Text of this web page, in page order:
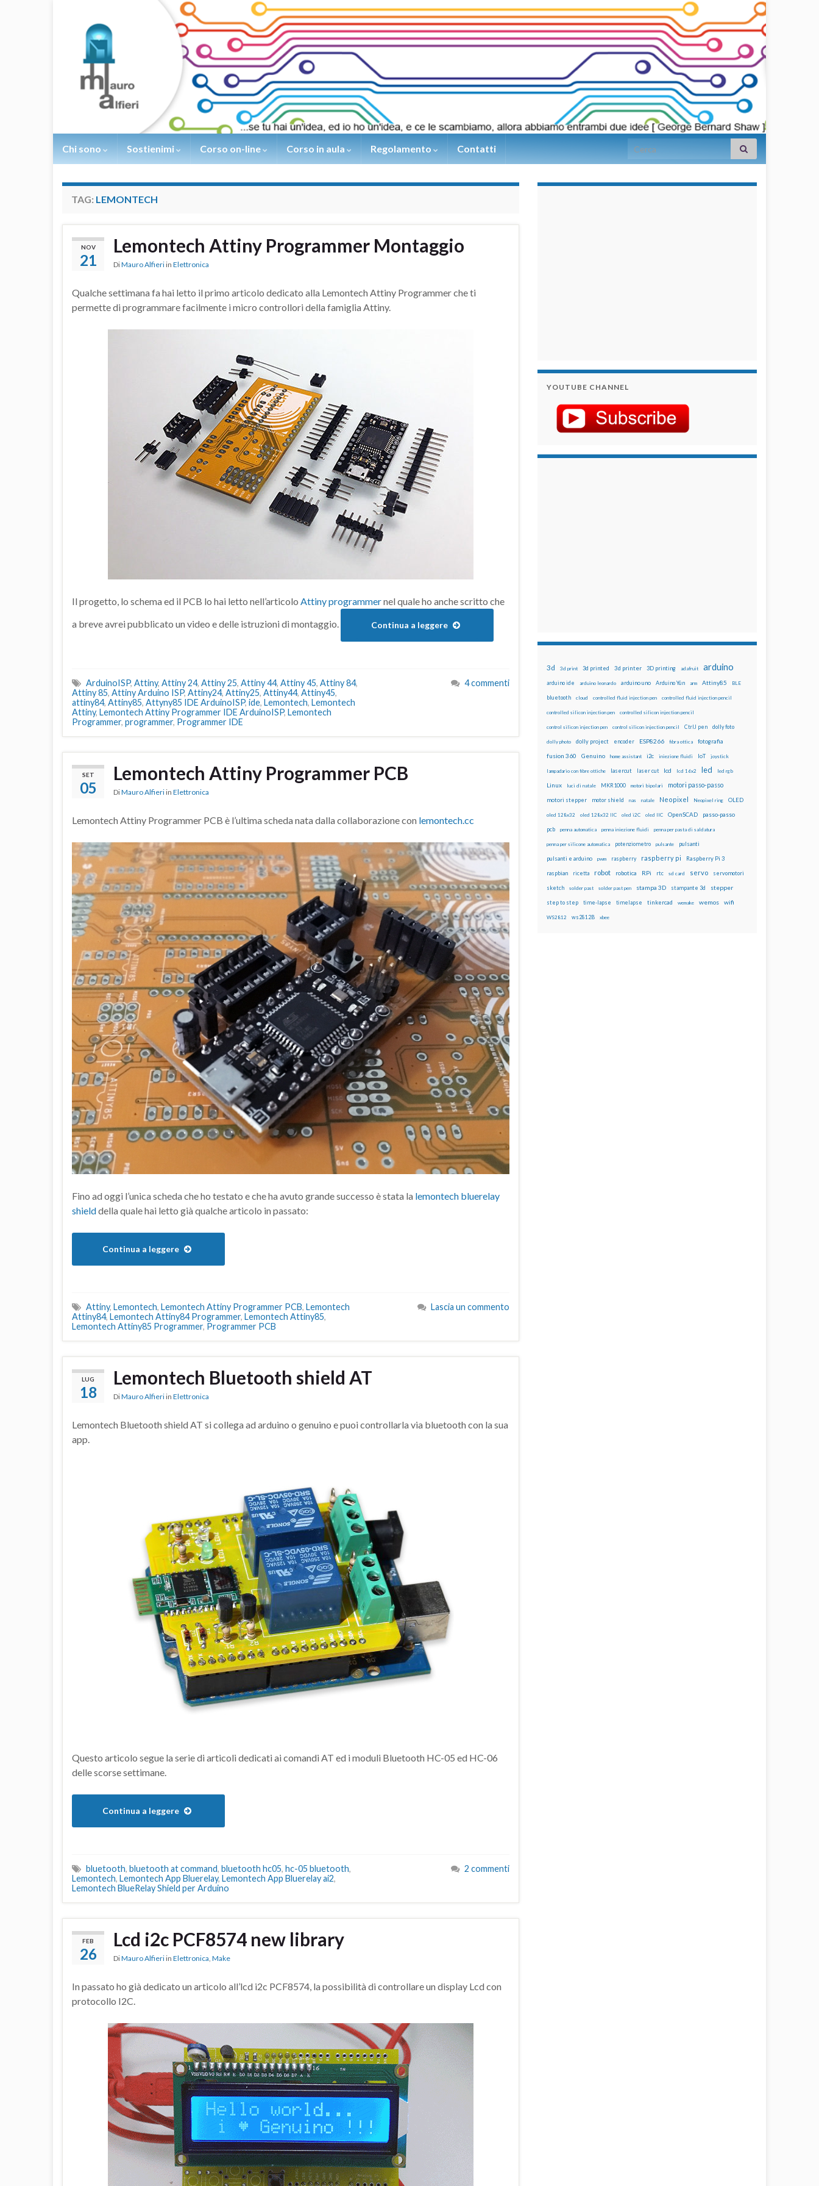
Chi sono Sostienimi Corso on-line Corso in aula Regolamento Contatti Search for:
TAG: LEMONTECH
NOV
21
Lemontech Attiny Programmer Montaggio
DiMauro Alfieri in Elettronica
Qualche settimana fa hai letto il primo articolo dedicato alla Lemontech Attiny Programmer che ti
permette di programmare facilmente i micro controllori della famiglia Attiny.
Il progetto, lo schema ed il PCB lo hai letto nell’articolo Attiny programmernel quale ho anche scritto che
a breve avrei pubblicato un video e delle istruzioni di montaggio.
Continua a leggere
ArduinoISP, Attiny, Attiny 24, Attiny 25, Attiny 44, Attiny 45, Attiny 84,
Attiny 85, Attiny Arduino ISP, Attiny24, Attiny25, Attiny44, Attiny45,
attiny84, Attiny85, Attyny85 IDE ArduinoISP, ide, Lemontech, Lemontech
Attiny, Lemontech Attiny Programmer IDE ArduinoISP, Lemontech
Programmer, programmer, Programmer IDE
4 commenti
SET
05
Lemontech Attiny Programmer PCB
DiMauro Alfieri in Elettronica
Lemontech Attiny Programmer PCB è l’ultima scheda nata dalla collaborazione con lemontech.cc
Fino ad oggi l’unica scheda che ho testato e che ha avuto grande successo è stata la lemontech bluerelay
shielddella quale hai letto già qualche articolo in passato:
Continua a leggere
Attiny, Lemontech, Lemontech Attiny Programmer PCB, Lemontech
Attiny84, Lemontech Attiny84 Programmer, Lemontech Attiny85,
Lemontech Attiny85 Programmer, Programmer PCB
Lascia un commento
LUG
18
Lemontech Bluetooth shield AT
DiMauro Alfieri in Elettronica
Lemontech Bluetooth shield AT si collega ad arduino o genuino e puoi controllarla via bluetooth con la sua
app.
Questo articolo segue la serie di articoli dedicati ai comandi AT ed i moduli Bluetooth HC-05 ed HC-06
delle scorse settimane.
Continua a leggere
bluetooth, bluetooth at command, bluetooth hc05, hc-05 bluetooth,
Lemontech, Lemontech App Bluerelay, Lemontech App Bluerelay ai2,
Lemontech BlueRelay Shield per Arduino
2 commenti
FEB
26
Lcd i2c PCF8574 new library
DiMauro Alfieri in Elettronica, Make
In passato ho già dedicato un articolo all’lcd i2c PCF8574, la possibilità di controllare un display Lcd con
protocollo I2C.
YOUTUBE CHANNEL
3d 3d print 3d printed 3d printer 3D printing adafruit arduino
arduino ide arduino leonardo arduino uno Arduino Yún arm Attiny85 BLE
bluetooth cloud controlled fluid injection pen controlled fluid injection pencil
controlled silicon injection pen controlled silicon injection pencil
control silicon injection pen control silicon injection pencil CtrlJ pen dolly foto
dolly photo dolly project encoder ESP8266 fibra ottica fotografia
fusion 360 Genuino home assistant i2c iniezione fluidi IoT joystick
lampadario con fibre ottiche lasercut laser cut lcd lcd 16x2 led led rgb
Linux luci di natale MKR1000 motori bipolari motori passo-passo
motori stepper motor shield nas natale Neopixel Neopixel ring OLED
oled 128x32 oled 128x32 IIC oled i2C oled IIC OpenSCAD passo-passo
pcb penna automatica penna iniezione fluidi penna per pasta di saldatura
penna per silicone automatica potenziometro pulsante pulsanti
pulsanti e arduino pwm raspberry raspberry pi Raspberry Pi 3
raspbian ricetta robot robotica RPi rtc sd card servo servomotori
sketch solder past solder past pen stampa 3D stampante 3d stepper
step to step time-lapse timelapse tinkercad wemake wemos wifi
WS2812 ws2812B xbee